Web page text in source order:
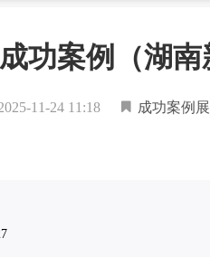
功案例（湖南
11-24 11:18 成功案例